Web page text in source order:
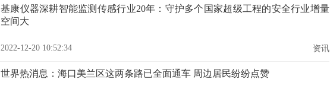
基康仪器深耕智能监测传感行业20年：守护多个国家超级工程的安全行业增量
空间大
2022-12-20 10:52:34 资讯
世界热消息：海口美兰区这两条路已全面通车 周边居民纷纷点赞